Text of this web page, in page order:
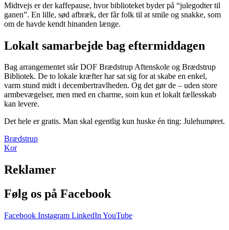
Midtvejs er der kaffepause, hvor biblioteket byder på “julegodter til
ganen”. En lille, sød afbræk, der får folk til at smile og snakke, som
om de havde kendt hinanden længe.
Lokalt samarbejde bag eftermiddagen
Bag arrangementet står DOF Brædstrup Aftenskole og Brædstrup
Bibliotek. De to lokale kræfter har sat sig for at skabe en enkel,
varm stund midt i decembertravlheden. Og det gør de – uden store
armbevægelser, men med en charme, som kun et lokalt fællesskab
kan levere.
Det hele er gratis. Man skal egentlig kun huske én ting: Julehumøret.
Brædstrup
Kor
Reklamer
Følg os på Facebook
Facebook Instagram LinkedIn YouTube